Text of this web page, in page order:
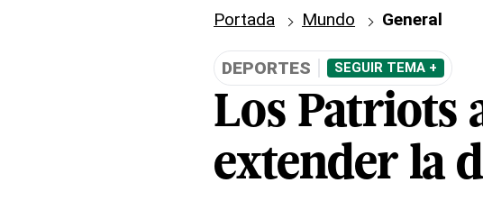
Portada Mundo General
DEPORTES SEGUIR TEMA +
Los Patriots
extender la